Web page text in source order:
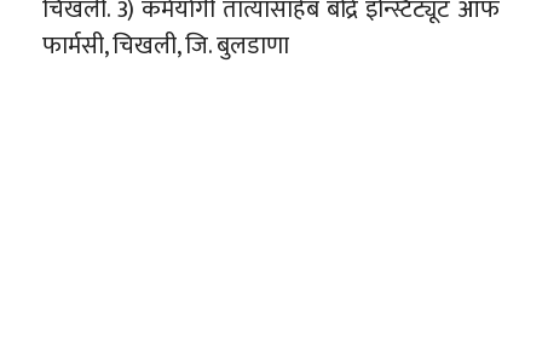
चिखली. 3) कर्मयोगी तात्यासाहेब बोंद्रे इन्स्टिट्यूट ऑफ
फार्मसी, चिखली, जि. बुलडाणा